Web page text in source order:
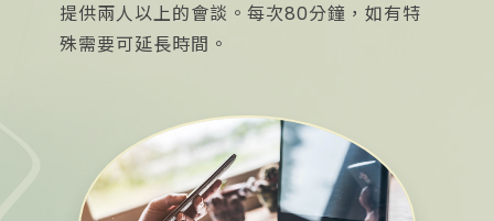
提供兩人以上的會談。每次80分鐘，如有特
殊需要可延長時間。